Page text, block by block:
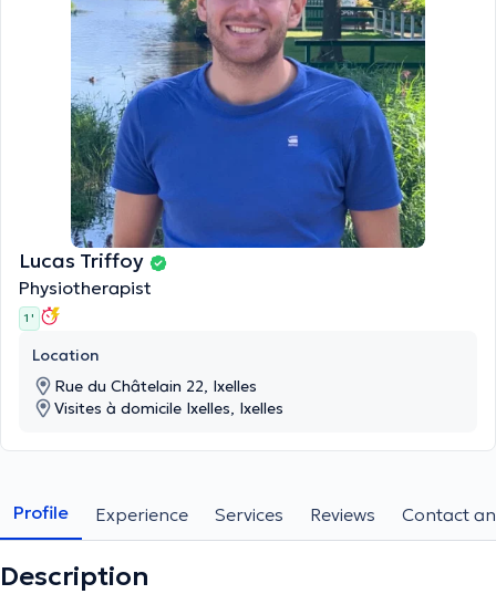
Lucas Triffoy
Physiotherapist
1 '
Location
Rue du Châtelain 22, Ixelles
Visites à domicile Ixelles, Ixelles
Profile Experience Services Reviews Contact
Description